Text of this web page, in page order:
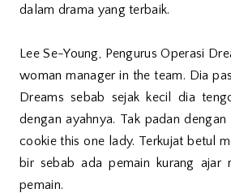
dalam drama yang terbaik.
Lee Se-Young, Pengurus Operasi
woman manager in the team. Dia
Dreams sebab sejak kecil dia
dengan ayahnya. Tak padan
cookie this one lady. Terkujat betul
bir sebab ada pemain kurang ajar
pemain.